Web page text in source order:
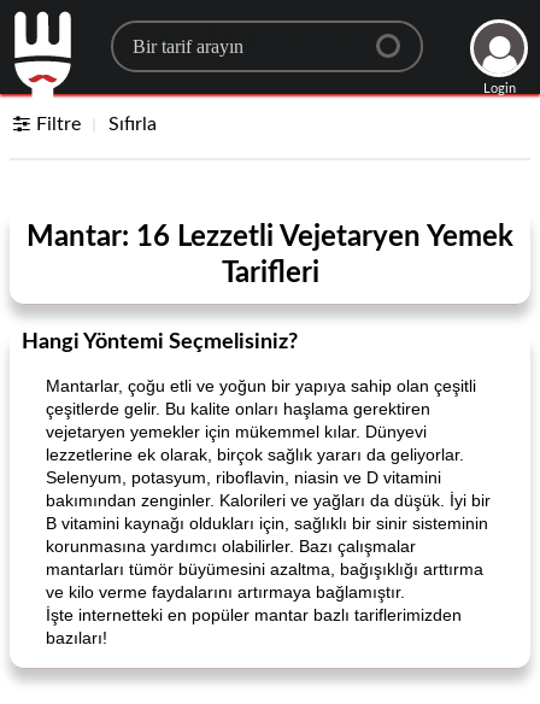
Search for a recipe
Login
Filtre Sıfırla
Mantar: 16 Lezzetli Vejetaryen Yemek
Tarifleri
Hangi Yöntemi Seçmelisiniz?
Mantarlar, çoğu etli ve yoğun bir yapıya sahip olan çeşitli
çeşitlerde gelir. Bu kalite onları haşlama gerektiren
vejetaryen yemekler için mükemmel kılar. Dünyevi
lezzetlerine ek olarak, birçok sağlık yararı da geliyorlar.
Selenyum, potasyum, riboflavin, niasin ve D vitamini
bakımından zenginler. Kalorileri ve yağları da düşük. İyi bir
B vitamini kaynağı oldukları için, sağlıklı bir sinir sisteminin
korunmasına yardımcı olabilirler. Bazı çalışmalar
mantarları tümör büyümesini azaltma, bağışıklığı arttırma
ve kilo verme faydalarını artırmaya bağlamıştır.
İşte internetteki en popüler mantar bazlı tariflerimizden
bazıları!